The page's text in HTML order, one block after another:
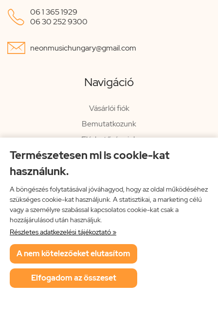
Természetesen mi is cookie-kat
használunk.
A böngészés folytatásával jóváhagyod, hogy az oldal működéséhez
szükséges cookie-kat használjunk. A statisztikai, a marketing célú
vagy a személyre szabással kapcsolatos cookie-kat csak a
hozzájárulásod után használjuk.
Részletes adatkezelési tájékoztató »
A nem kötelezőeket elutasítom
Elfogadom az összeset
 06 1 365 1929
06 30 252 9300
 neonmusichungary@gmail.com
Navigáció
Vásárlói fiók
Bemutatkozunk
Elérhetőségeink
Hírlevél
Impresszum
Vissza a főoldalra
Neon Music Hungary Bt.
ÁSZF
Adatkezelési tájékoztató